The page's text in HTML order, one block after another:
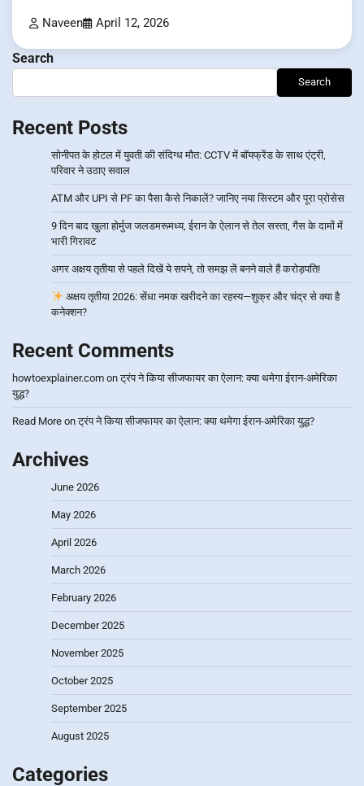
Naveen April 12, 2026
Search
Search
Recent Posts
सोनीपत के होटल में युवती की संदिग्ध मौत: CCTV में बॉयफ्रेंड के साथ एंट्री,
परिवार ने उठाए सवाल
ATM और UPI से PF का पैसा कैसे निकालें? जानिए नया सिस्टम और पूरा प्रोसेस
9 दिन बाद खुला होर्मुज जलडमरूमध्य, ईरान के ऐलान से तेल सस्ता, गैस के दामों में
भारी गिरावट
अगर अक्षय तृतीया से पहले दिखें ये सपने, तो समझ लें बनने वाले हैं करोड़पति!
अक्षय तृतीया 2026: सेंधा नमक खरीदने का रहस्य—शुक्र और चंद्र से क्या है
कनेक्शन?
Recent Comments
howtoexplainer.com onट्रंप ने किया सीजफायर का ऐलान: क्या थमेगा ईरान-अमेरिका
युद्ध?
Read More onट्रंप ने किया सीजफायर का ऐलान: क्या थमेगा ईरान-अमेरिका युद्ध?
Archives
June 2026
May 2026
April 2026
March 2026
February 2026
December 2025
November 2025
October 2025
September 2025
August 2025
Categories